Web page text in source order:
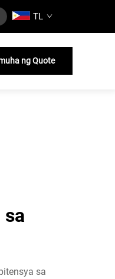
TL
ng Quote
sa
sa